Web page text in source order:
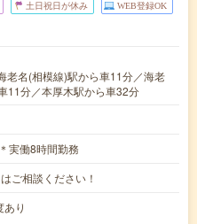
土日祝日が休み WEB登録OK
老名(相模線)駅から車11分／海老
11分／本厚木駅から車32分
実働8時間勤務
ご相談ください！
り